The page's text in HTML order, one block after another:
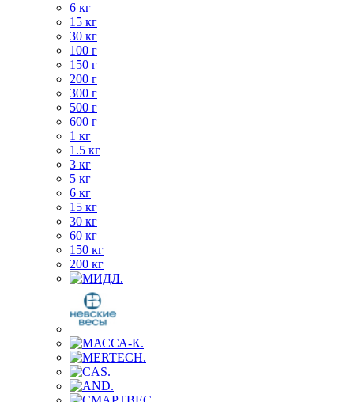
6 кг
15 кг
30 кг
100 г
150 г
200 г
300 г
500 г
600 г
1 кг
1.5 кг
3 кг
5 кг
6 кг
15 кг
30 кг
60 кг
150 кг
200 кг